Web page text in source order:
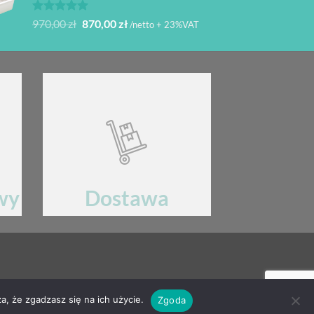
Oceniono
na 5
970,00zł Pierwotna
wynosiła:
870,00złAktualna
wynosi:
/netto + 23%VAT
Dostawa
że zgadzasz się na ich użycie. Zgoda